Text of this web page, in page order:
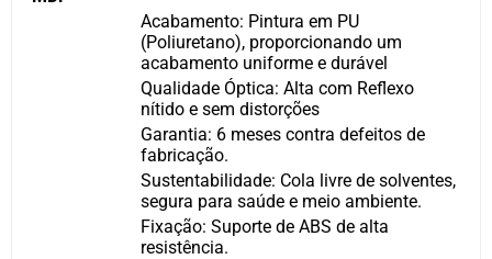
Acabamento: Pintura em PU
(Poliuretano), proporcionando um
acabamento uniforme e durável
Qualidade Óptica: Alta com Reflexo
nítido e sem distorções
Garantia: 6 meses contra defeitos de
fabricação.
Sustentabilidade: Cola livre de solventes,
segura para saúde e meio ambiente.
Fixação: Suporte de ABS de alta
resistência.